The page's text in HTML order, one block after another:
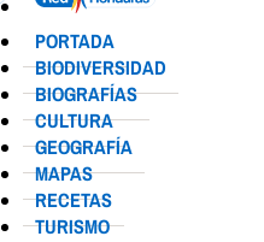
PORTADA
BIODIVERSIDAD
BIOGRAFÍAS
CULTURA
GEOGRAFÍA
MAPAS
RECETAS
TURISMO